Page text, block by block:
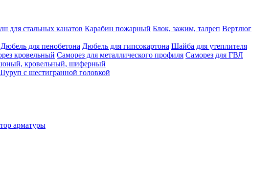
для стальных канатов Карабин пожарный Блок, зажим, талреп Вертлюг
Дюбель для пенобетона Дюбель для гипсокартона Шайба для утеплителя
кровельный Саморез для металлического профиля Саморез для ГВЛ
кровельный, шиферный
с шестигранной головкой
арматуры